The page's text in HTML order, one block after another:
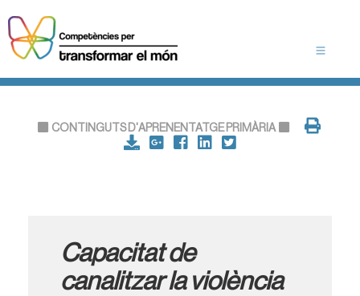
CONTINGUTS D'APRENENTATGE PRIMÀRIA
Capacitat de
canalitzar la violència